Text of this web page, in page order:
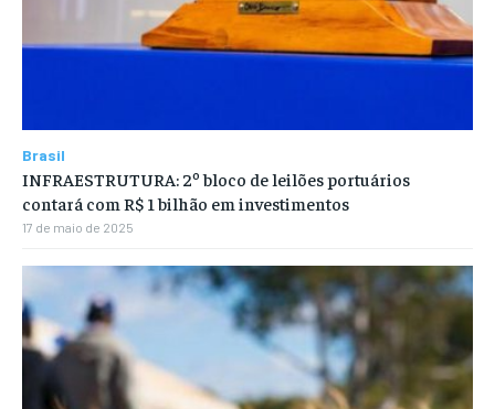
Brasil
INFRAESTRUTURA: 2º bloco de leilões portuários
contará com R$ 1 bilhão em investimentos
17 de maio de 2025